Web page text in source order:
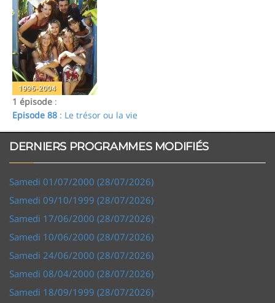
1996-2004
1 épisode :
Episode 88 : Le trésor ou la vie
DERNIERS PROGRAMMES MODIFIÉS
Samedi 01/07/2000 (28/07/2026)
Samedi 09/10/1999 (28/07/2026)
Samedi 17/06/2000 (28/07/2026)
Samedi 10/06/2000 (28/07/2026)
Samedi 24/06/2000 (28/07/2026)
Samedi 08/04/2000 (28/07/2026)
Samedi 18/09/1999 (28/07/2026)